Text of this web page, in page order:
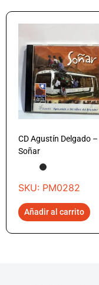
CD Agustín Delgado –
Soñar
SKU: PM0282
Añadir al carrito